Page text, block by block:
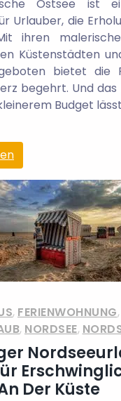
Ostsee ist
Urlauber, die
ihren
Küstenstädten
bietet die
begehrt. Und das
Budget
, FERIENWOHNUNG,
, NORDSEE,
Der Küste